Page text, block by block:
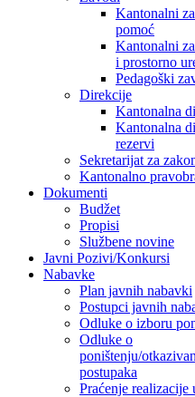
Kantonalni
pomoć
Kantonalni
i prostorno
Pedagoški
Direkcije
Kantonalna
Kantonalna
rezervi
Sekretarijat za
Kantonalno
Dokumenti
Budžet
Propisi
Službene novine
Javni Pozivi/Konkursi
Nabavke
Plan javnih nabavki
Postupci javnih
Odluke o izboru
Odluke o
poništenju/
postupaka
Praćenje realizacije